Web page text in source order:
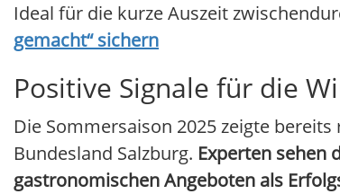
Ideal für die kurze Auszeit
gemacht“ sichern
Positive Signale für die
Die Sommersaison 2025 zeigte
Bundesland Salzburg. Experten sehen
gastronomischen Angeboten als